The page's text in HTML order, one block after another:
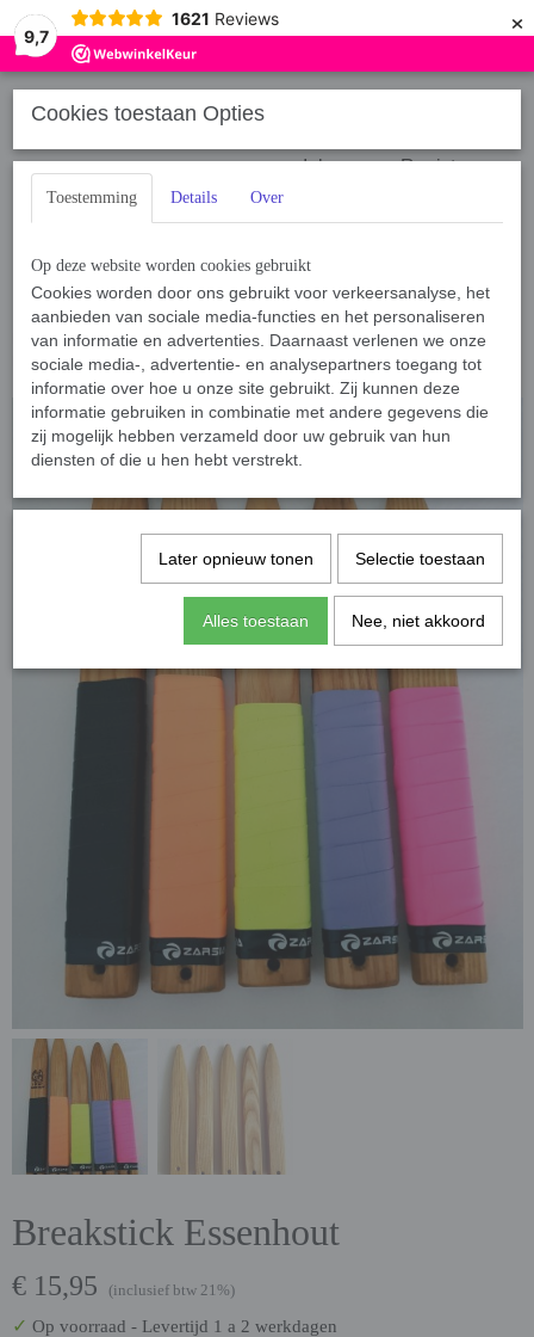
9,7
1621 Reviews ×
Inloggen Registreren
Home › Sport, Spel en Training › Breakstick Partingstick ›
Breakstick
Essenhout
Breakstick Essenhout
€ 15,95 (inclusief btw 21%)
✓ Op voorraad - Levertijd 1 a 2 werkdagen
Cookies toestaan Opties
Toestemming Details Over
Op deze website worden cookies gebruikt
Cookies worden door ons gebruikt voor verkeersanalyse, het
aanbieden van sociale media-functies en het personaliseren
van informatie en advertenties. Daarnaast verlenen we onze
sociale media-, advertentie- en analysepartners toegang tot
informatie over hoe u onze site gebruikt. Zij kunnen deze
informatie gebruiken in combinatie met andere gegevens die
zij mogelijk hebben verzameld door uw gebruik van hun
diensten of die u hen hebt verstrekt.
Later opnieuw tonen Selectie toestaan
Alles toestaan Nee, niet akkoord